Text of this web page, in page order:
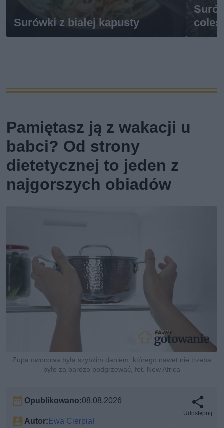
Surówki z białej kapusty
Pamiętasz ją z wakacji u
babci? Od strony
dietetycznej to jeden z
najgorszych obiadów
Zupa owocowa była szybkim daniem, którego nawet nie trzeba
było za bardzo podgrzewać, fot. New Africa
Opublikowano:08.08.2026
Autor: Ewa Cierpiał
Udostępnij